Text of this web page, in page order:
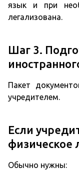
язык и при
легализована.
Шаг 3.
Пакет
учредителем.
Если
физическое
Обычно нужны: